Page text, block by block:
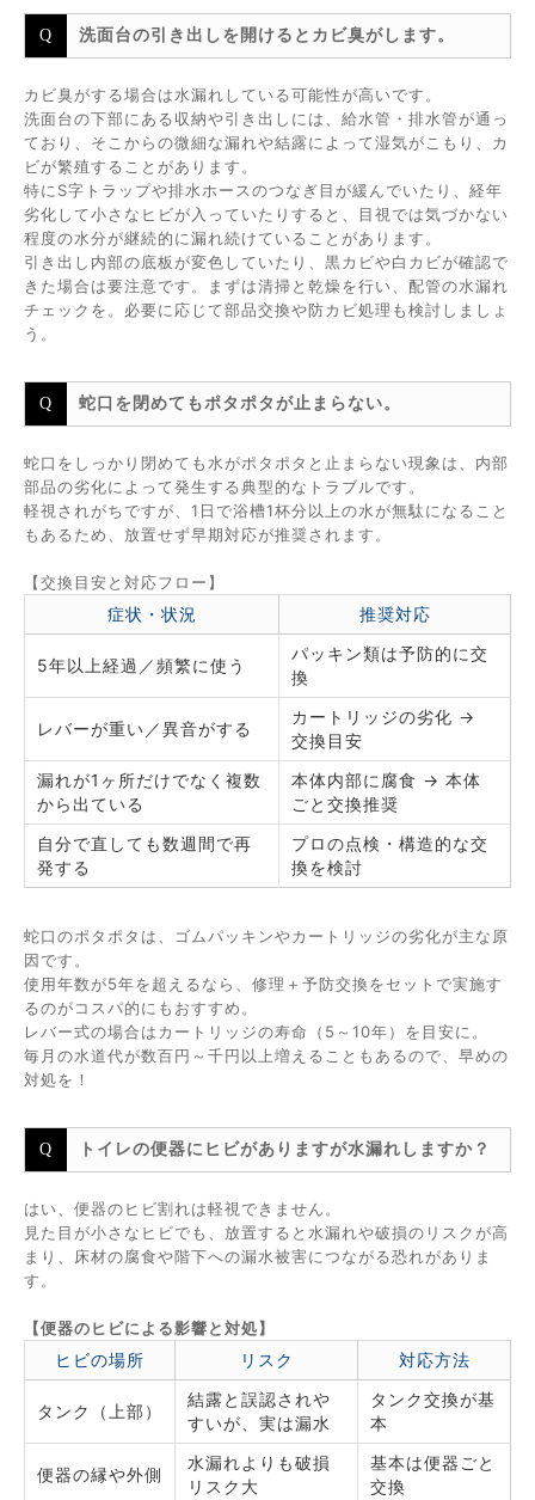
洗面台の引き出しを開けるとカビ臭がします。
カビ臭がする場合は水漏れしている可能性が高いです。
洗面台の下部にある収納や引き出しには、給水管・排水管が通っ
ており、そこからの微細な漏れや結露によって湿気がこもり、カ
ビが繁殖することがあります。
特にS字トラップや排水ホースのつなぎ目が緩んでいたり、経年
劣化して小さなヒビが入っていたりすると、目視では気づかない
程度の水分が継続的に漏れ続けていることがあります。
引き出し内部の底板が変色していたり、黒カビや白カビが確認で
きた場合は要注意です。まずは清掃と乾燥を行い、配管の水漏れ
チェックを。必要に応じて部品交換や防カビ処理も検討しましょ
う。
蛇口を閉めてもポタポタが止まらない。
蛇口をしっかり閉めても水がポタポタと止まらない現象は、内部
部品の劣化によって発生する典型的なトラブルです。
軽視されがちですが、1日で浴槽1杯分以上の水が無駄になること
もあるため、放置せず早期対応が推奨されます。
【交換目安と対応フロー】
症状・状況 推奨対応
5年以上経過／頻繁に使う
パッキン類は予防的に交
換
レバーが重い／異音がする
カートリッジの劣化 →
交換目安
漏れが1ヶ所だけでなく複数
から出ている
本体内部に腐食 → 本体
ごと交換推奨
自分で直しても数週間で再
発する
プロの点検・構造的な交
換を検討
蛇口のポタポタは、ゴムパッキンやカートリッジの劣化が主な原
因です。
使用年数が5年を超えるなら、修理＋予防交換をセットで実施す
るのがコスパ的にもおすすめ。
レバー式の場合はカートリッジの寿命（5～10年）を目安に。
毎月の水道代が数百円～千円以上増えることもあるので、早めの
対処を！
トイレの便器にヒビがありますが水漏れしますか？
はい、便器のヒビ割れは軽視できません。
見た目が小さなヒビでも、放置すると水漏れや破損のリスクが高
まり、床材の腐食や階下への漏水被害につながる恐れがありま
す。
【便器のヒビによる影響と対処】
ヒビの場所 リスク 対応方法
タンク（上部）
結露と誤認されや
すいが、実は漏水
タンク交換が基
本
便器の縁や外側
水漏れよりも破損
リスク大
基本は便器ごと
交換